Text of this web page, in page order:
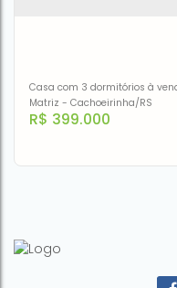
Casa com 3
R$ 399.000
Casa com 3 dormitórios à
Matriz - Cachoeirinha/RS